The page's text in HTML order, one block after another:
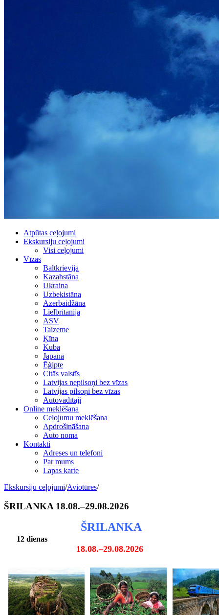
Atpūtas ceļojumi
Ekskursiju ceļojumi
Visi ceļojumi
Vīzas
Baltkrievija
Kazahstāna
Ukraina
Uzbekistāna
Azerbaidžāna
Lielbritānija
ASV
Taizeme
Ķīna
Kuba
Japāna
Ēģipte
Citās valstīs
Latvijas nepilsoņi bez vīzas
Latvijas pilsoņi bez vīzas
Autovadītāji
Online meklēšana
Ceļojumu meklēšana
Apdrošināšana
Auto noma
Kontakti
Adreses un telefoni
Par mums
Lapas karte
Ekskursiju ceļojumi/Aviotūres/
ŠRILANKA 18.08.–29.08.2026
ŠRILANKA
12 dienas
18.08.–29.08.2026